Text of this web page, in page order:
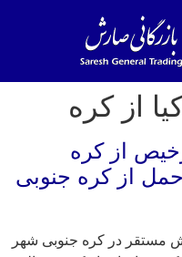
از کره
از کره
از کره جنوبی
مستقر در کره جنوبی شهر